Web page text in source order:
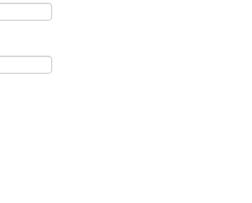
Малинов Михелинская кукушка
выращивания